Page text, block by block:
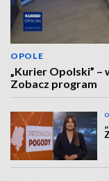
OPOLE
„Kurier Opolski” –
Zobacz program